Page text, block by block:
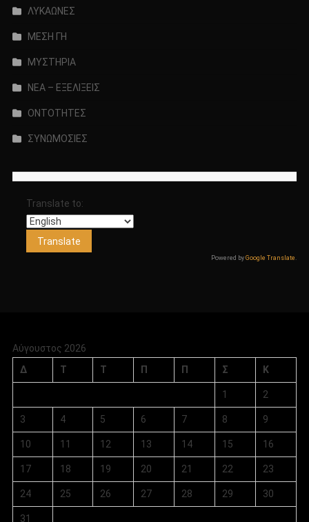
ΛΥΚΑΩΝΕΣ
ΜΕΣΗ ΓΗ
ΜΥΣΤΗΡΙΑ
ΝΕΑ – ΕΞΕΛΙΞΕΙΣ
ΟΝΤΟΤΗΤΕΣ
ΣΥΝΩΜΟΣΙΕΣ
Translate to:
Powered byGoogle Translate .
Αύγουστος 2026
Δ
Τ Τ Π Π Σ Κ
1 2
3 4 5 6 7 8 9
10 11 12 13 14 15 16
17 18 19 20 21 22 23
24 25 26 27 28 29 30
31